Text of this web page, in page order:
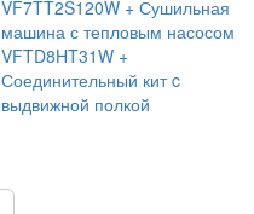
VF7TT2S120W + Сушильная
машина с тепловым насосом
VFTD8HT31W +
Соединительный кит c
выдвижной полкой